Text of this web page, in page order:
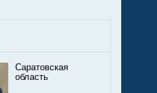
Саратовская
область